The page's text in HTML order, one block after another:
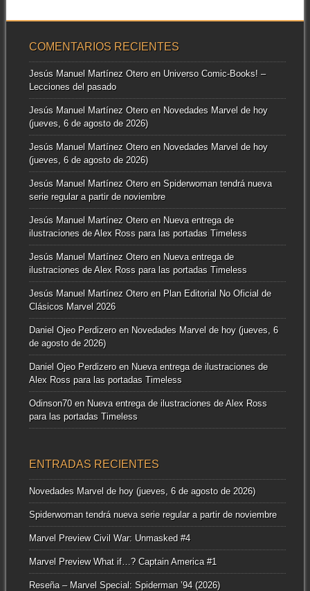
COMENTARIOS RECIENTES
Jesús Manuel Martínez Oteroen Universo Comic-Books! –
Lecciones del pasado
Jesús Manuel Martínez Oteroen Novedades Marvel de hoy
(jueves, 6 de agosto de 2026)
Jesús Manuel Martínez Oteroen Novedades Marvel de hoy
(jueves, 6 de agosto de 2026)
Jesús Manuel Martínez Oteroen Spiderwoman tendrá nueva
serie regular a partir de noviembre
Jesús Manuel Martínez Oteroen Nueva entrega de
ilustraciones de Alex Ross para las portadas Timeless
Jesús Manuel Martínez Oteroen Nueva entrega de
ilustraciones de Alex Ross para las portadas Timeless
Jesús Manuel Martínez Oteroen Plan Editorial No Oficial de
Clásicos Marvel 2026
Daniel Ojeo Perdizeroen Novedades Marvel de hoy (jueves, 6
de agosto de 2026)
Daniel Ojeo Perdizeroen Nueva entrega de ilustraciones de
Alex Ross para las portadas Timeless
Odinson70en Nueva entrega de ilustraciones de Alex Ross
para las portadas Timeless
ENTRADAS RECIENTES
Novedades Marvel de hoy (jueves, 6 de agosto de 2026)
Spiderwoman tendrá nueva serie regular a partir de noviembre
Marvel Preview Civil War: Unmasked #4
Marvel Preview What if…? Captain America #1
Reseña – Marvel Special: Spiderman ’94 (2026)